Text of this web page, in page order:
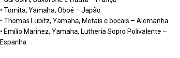
• Tomita, Yamaha, Oboé – Japão
• Thomas Lubitz, Yamaha, Metais e bocais – Alemanha
• Emílio Marinez, Yamaha, Lutheria Sopro Polivalente –
Espanha